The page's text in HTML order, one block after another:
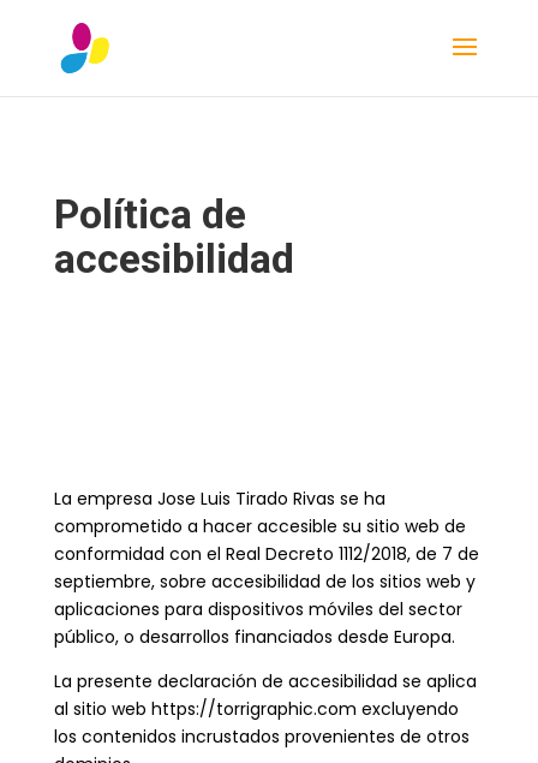
Política de
accesibilidad
La empresa Jose Luis Tirado Rivas se ha
comprometido a hacer accesible su sitio web de
conformidad con el Real Decreto 1112/2018, de 7 de
septiembre, sobre accesibilidad de los sitios web y
aplicaciones para dispositivos móviles del sector
público, o desarrollos financiados desde Europa.
La presente declaración de accesibilidad se aplica
al sitio web https://torrigraphic.com excluyendo
los contenidos incrustados provenientes de otros